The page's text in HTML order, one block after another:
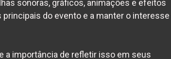
sonoras, gráficos, animações e efeitos
do evento e a manter o interesse
a importância de refletir isso em seus